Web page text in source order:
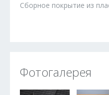
Сборное покрытие из
Фотогалерея